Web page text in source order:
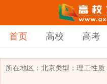
首页 高校 高考
所在地区： 北京类型： 理工性质